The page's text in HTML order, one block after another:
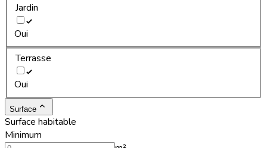
Jardin
Oui
Terrasse
Oui
Surface
Surface habitable
Minimum